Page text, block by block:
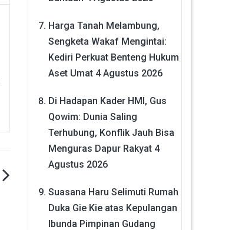
Harga Tanah Melambung,
Sengketa Wakaf Mengintai:
Kediri Perkuat Benteng Hukum
Aset Umat 4 Agustus 2026
Di Hadapan Kader HMI, Gus
Qowim: Dunia Saling
Terhubung, Konflik Jauh Bisa
Menguras Dapur Rakyat 4
Agustus 2026
Suasana Haru Selimuti Rumah
Duka Gie Kie atas Kepulangan
Ibunda Pimpinan Gudang